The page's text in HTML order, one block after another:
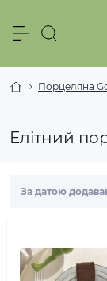
Порцеляна
Елітний